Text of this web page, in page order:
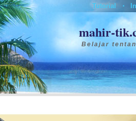
Tutorial •
mahir-
Belajar